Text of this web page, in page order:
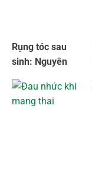
Rụng tóc sau
sinh: Nguyên
khắc phục